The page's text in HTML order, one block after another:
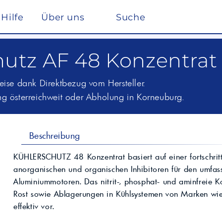
Hilfe Über uns Suche
nach ISO 22241
Pflege, Reinigung und Optimierung
Scheibenreiniger /
Industrieöle
Traktoröle
Hydrauliköle
Schmierfette
Spezialöle
Winterdienst
Lösemittel
Säuren & Laugen
Schwimmbadchemie
BASF Spezialchemie
Industriechemie
Futtermittel
Kosmetik
einen
zur
Entschwefelung
Individuelle Lösungen
Maßgeschneiderte Produkte und
Services für spezielle Anforderungen.
Lohnmischung &
Immersion Cooling
REFLEX
VW
AF 48 Konzentrat
dank Direktbezug vom Hersteller.
österreichweit oder Abholung in Korneuburg.
Beschreibung
KÜHLERSCHUTZ 48 Konzentrat basiert auf einer
anorganischen und organischen Inhibitoren für den
Aluminiummotoren. Das nitrit-, phosphat- und aminfreie
Rost sowie Ablagerungen in Kühlsystemen von Marken
effektiv vor.